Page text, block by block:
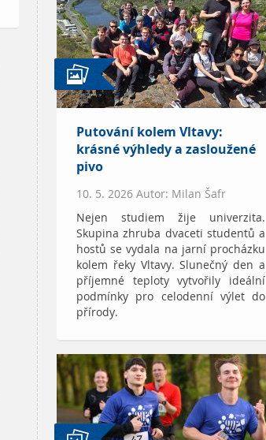
Putování kolem Vltavy:
krásné výhledy a zasloužené
pivo
10. 5. 2026 Autor: Milan Šafr
Nejen studiem žije univerzita.
Skupina zhruba dvaceti studentů a
hostů se vydala na jarní procházku
kolem řeky Vltavy. Slunečný den a
příjemné teploty vytvořily ideální
podmínky pro celodenní výlet do
přírody.